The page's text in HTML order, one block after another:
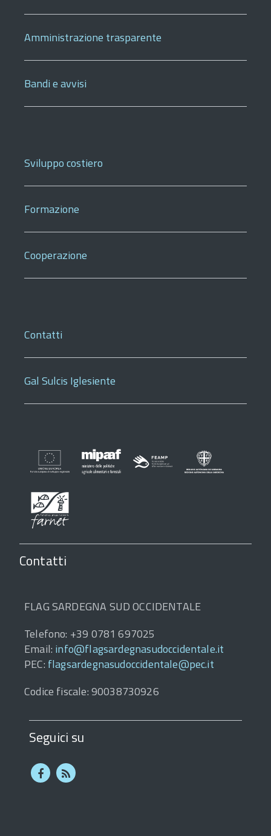
Amministrazione trasparente
Bandi e avvisi
Sviluppo costiero
Formazione
Cooperazione
Contatti
Gal Sulcis Iglesiente
Contatti
FLAG SARDEGNA SUD OCCIDENTALE
Telefono: +39 0781 697025
Email: info@flagsardegnasudoccidentale.it
PEC: flagsardegnasudoccidentale@pec.it
Codice fiscale: 90038730926
Seguici su